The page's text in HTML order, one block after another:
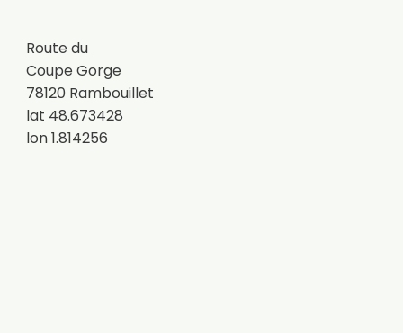
Route du
Coupe Gorge
78120 Rambouillet
lat 48.673428
lon 1.814256